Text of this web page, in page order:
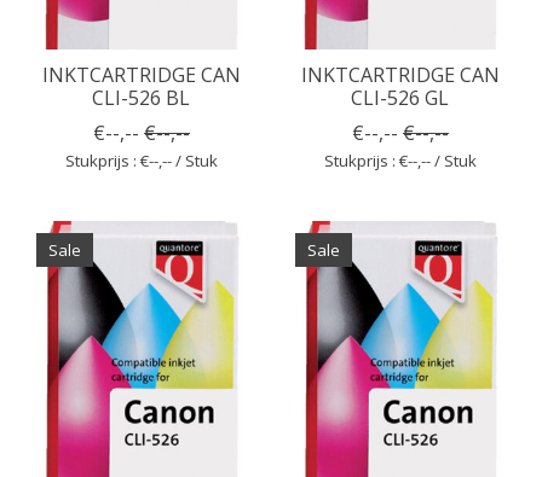
INKTCARTRIDGE CAN
CLI-526 BL
€--,-- €--,--
Stukprijs : €--,-- / Stuk
INKTCARTRIDGE CAN
CLI-526 GL
€--,-- €--,--
Stukprijs : €--,-- / Stuk
Sale Sale